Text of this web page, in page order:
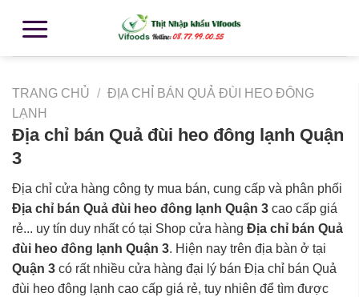
TRANG CHỦ / ĐỊA CHỈ BÁN QUẢ ĐÙI HEO ĐÔNG
LẠNH
Địa chỉ bán Quả đùi heo đông lạnh Quận
3
Địa chỉ cửa hàng công ty mua bán, cung cấp và phân phối
Địa chỉ bán Quả đùi heo đông lạnh Quận 3 cao cấp giá
rẻ... uy tín duy nhất có tại Shop cửa hàng Địa chỉ bán Quả
đùi heo đông lạnh Quận 3. Hiện nay trên địa bàn ở tại
Quận 3 có rất nhiều cửa hàng đại lý bán Địa chỉ bán Quả
đùi heo đông lạnh cao cấp giá rẻ, tuy nhiên để tìm được